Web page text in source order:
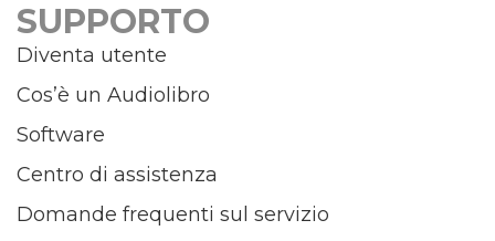
SUPPORTO
Diventa utente
Cos’è un Audiolibro
Software
Centro di assistenza
Domande frequenti sul servizio